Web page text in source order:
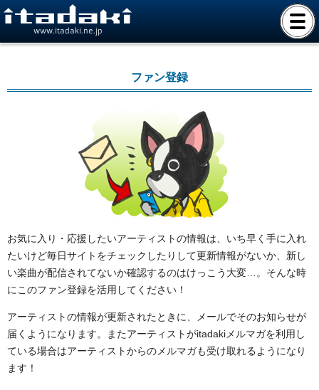
www.itadaki.ne.jp
ファン登録
お気に入り・応援したいアーティストの情報は、いち早く手に入れ
たいけど毎日サイトをチェックしたりして更新情報がないか、新し
い楽曲が配信されてないか確認するのはけっこう大変…。そんな時
にこのファン登録を活用してください！
アーティストの情報が更新されたときに、メールでそのお知らせが
届くようになります。またアーティストがitadakiメルマガを利用し
ている場合はアーティストからのメルマガも受け取れるようになり
ます！